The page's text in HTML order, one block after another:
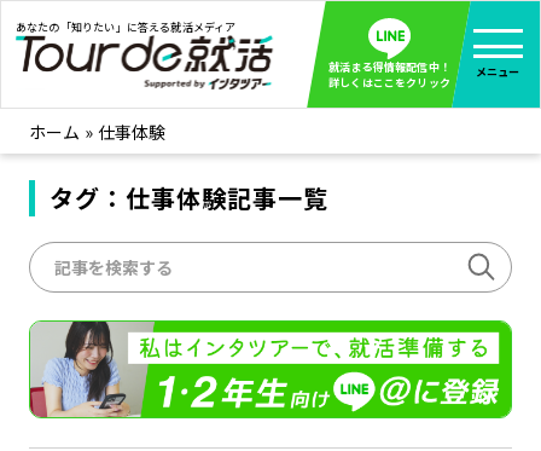
あなたの「知りたい」に答える就活メディア
就活まる得情報配信中！
詳しくはここをクリック
メニュー
就活ノウハウ 全て見る
企業まる見え！特捜部
みんなが知らない企業の裏側を徹底調査！
インタツアー活動レポ 全て見る
インタツアーを使ってどうだった？OBOG成功談
社会人インタビュー 全て見る
社会人になった今、就活を振り返ってみた
学生就活ブログ 全て見る
ホーム » 仕事体験
タグ：仕事体験記事一覧